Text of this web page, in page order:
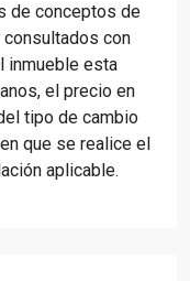
de conceptos de
con
inmueble esta
el precio en
tipo de cambio
que se realice el
aplicable.